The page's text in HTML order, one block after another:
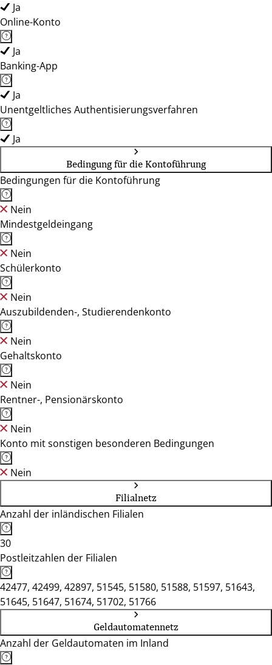
Ja
Online-Konto
Ja
Banking-App
Ja
Unentgeltliches Authentisierungsverfahren
Ja
Bedingung für die Kontoführung
Bedingungen für die Kontoführung
Nein
Mindestgeldeingang
Nein
Schülerkonto
Nein
Auszubildenden-, Studierendenkonto
Nein
Gehaltskonto
Nein
Rentner-, Pensionärskonto
Nein
Konto mit sonstigen besonderen Bedingungen
Nein
Filialnetz
Anzahl der inländischen Filialen
30
Postleitzahlen der Filialen
42477, 42499, 42897, 51545, 51580, 51588, 51597, 51643,
51645, 51647, 51674, 51702, 51766
Geldautomatennetz
Anzahl der Geldautomaten im Inland